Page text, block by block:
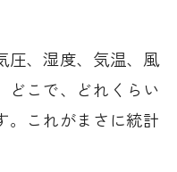
圧、湿度、気温、風
どこで、どれくらい
。これがまさに統計